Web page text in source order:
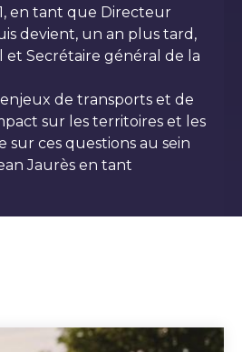
en tant que Directeur
devient, un an plus tard,
Secrétaire général de la
enjeux de transports et de
sur les territoires et les
sur ces questions au sein
Jaurès en tant